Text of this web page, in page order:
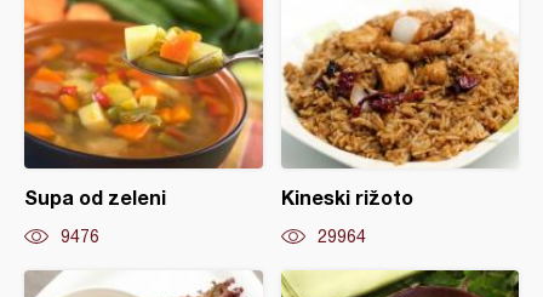
Supa od zeleni
9476
Kineski rižoto
29964